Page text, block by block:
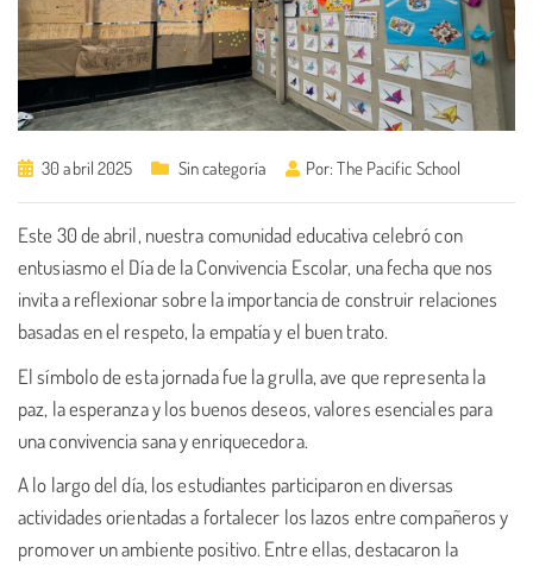
30 abril 2025 Sin categoría Por:The Pacific School
Este 30 de abril, nuestra comunidad educativa celebró con
entusiasmo el Día de la Convivencia Escolar, una fecha que nos
invita a reflexionar sobre la importancia de construir relaciones
basadas en el respeto, la empatía y el buen trato.
El símbolo de esta jornada fue la grulla, ave que representa la
paz, la esperanza y los buenos deseos, valores esenciales para
una convivencia sana y enriquecedora.
A lo largo del día, los estudiantes participaron en diversas
actividades orientadas a fortalecer los lazos entre compañeros y
promover un ambiente positivo. Entre ellas, destacaron la